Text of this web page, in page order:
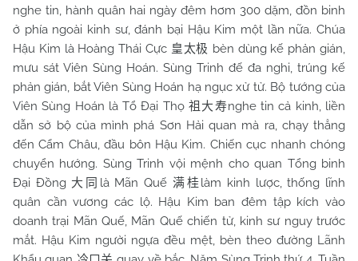
nghe tin, hành quân hai ngày đêm hơm 300 dặm, đồn binh
ở phía ngoài kinh sư, đánh bại Hậu Kim một lần nữa. Chúa
Hậu Kim là Hoàng Thái Cực 皇太极 bèn dùng kế phản gián,
mưu sát Viên Sùng Hoán. Sùng Trinh đế đa nghi, trúng kế
phản gián, bắt Viên Sùng Hoán hạ ngục xử tử. Bộ tướng của
Viên Sùng Hoán là Tổ Đại Thọ 祖大寿nghe tin cả kinh, liền
dẫn sở bộ của mình phá Sơn Hải quan mà ra, chạy thẳng
đến Cẩm Châu, đầu bôn Hậu Kim. Chiến cục nhanh chóng
chuyển hướng. Sùng Trinh vội mệnh cho quan Tổng binh
Đại Đồng 大同 là Mãn Quế 满桂làm kinh lược, thống lĩnh
quân cần vương các lộ. Hậu Kim ban đêm tập kích vào
doanh trại Mãn Quế, Mãn Quế chiến tử, kinh sư nguy trước
mắt. Hậu Kim người ngựa đều mệt, bèn theo đường Lãnh